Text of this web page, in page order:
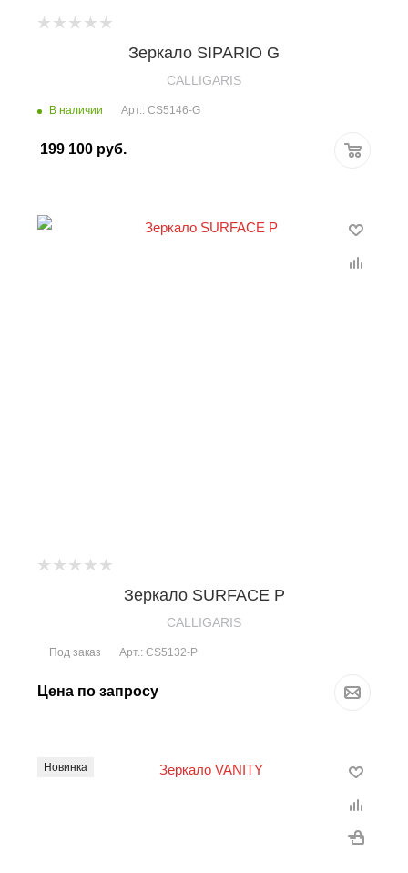
Зеркало SIPARIO G
CALLIGARIS
В наличии Арт.: CS5146-G
199 100 руб.
Зеркало SURFACE P
CALLIGARIS
Под заказ Арт.: CS5132-P
Цена по запросу
Новинка